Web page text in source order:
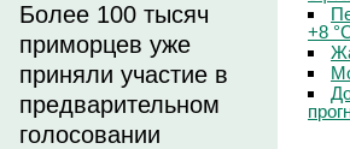
Более 100 тысяч
приморцев уже
приняли участие в
предварительном
голосовании
+8